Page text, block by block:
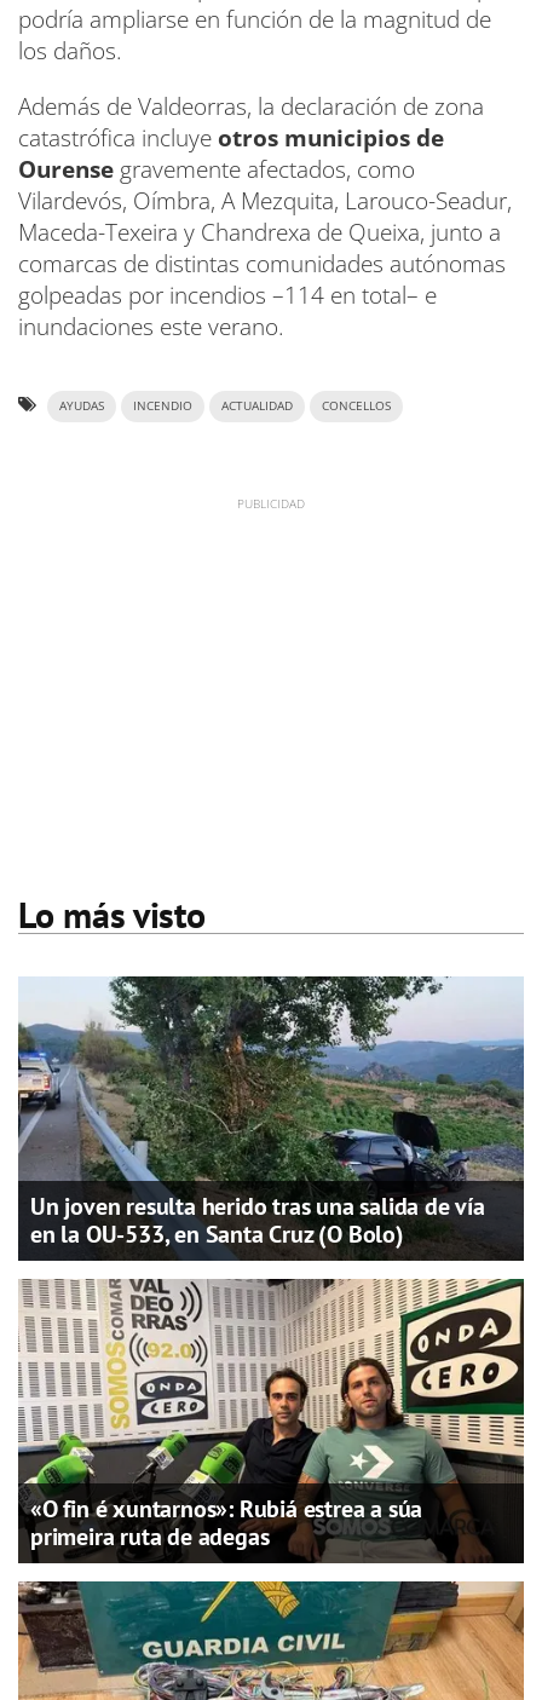
podría ampliarse en función de la magnitud de
los daños.
Además de Valdeorras, la declaración de zona
catastrófica incluye otros municipios de
Ourense gravemente afectados, como
Vilardevós, Oímbra, A Mezquita, Larouco-Seadur,
Maceda-Texeira y Chandrexa de Queixa, junto a
comarcas de distintas comunidades autónomas
golpeadas por incendios –114 en total– e
inundaciones este verano.
AYUDAS INCENDIO ACTUALIDAD CONCELLOS
Lo más visto
Un joven resulta herido tras una salida de vía
en la OU-533, en Santa Cruz (O Bolo)
«O fin é xuntarnos»: Rubiá estrea a súa
primeira ruta de adegas